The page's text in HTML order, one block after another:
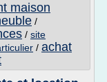
maison
/
/ site
/ achat